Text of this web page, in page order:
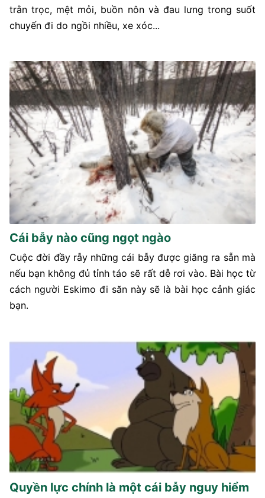
trằn trọc, mệt mỏi, buồn nôn và đau lưng trong suốt
chuyến đi do ngồi nhiều, xe xóc...
Cái bẫy nào cũng ngọt ngào
Cuộc đời đầy rẫy những cái bẫy được giăng ra sẵn mà
nếu bạn không đủ tỉnh táo sẽ rất dễ rơi vào. Bài học từ
cách người Eskimo đi săn này sẽ là bài học cảnh giác
bạn.
Quyền lực chính là một cái bẫy nguy hiểm